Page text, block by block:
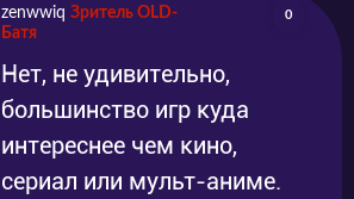
zenwwiq Зритель OLD-
Батя
0
Нет, не удивительно,
большинство игр куда
интереснее чем кино,
сериал или мульт-аниме.